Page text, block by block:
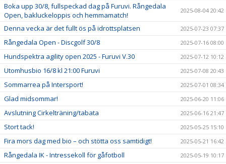
Boka upp 30/8, fullspeckad dag på Furuvi. Rångedala
Open, bakluckeloppis och hemmamatch!
2025-08-04 20:42
Denna vecka är det fullt ös på idrottsplatsen 2025-07-23 07:37
Rångedala Open - Discgolf 30/8 2025-07-16 08:00
Hundspektra agility open 2025 - Furuvi V.30 2025-07-12 10:12
Utomhusbio 16/8 kl 21:00 Furuvi 2025-07-08 20:43
Sommarrea på Intersport! 2025-07-01 08:34
Glad midsommar! 2025-06-20 11:06
Avslutning Cirkelträning/tabata 2025-06-16 21:47
Stort tack! 2025-05-25 15:10
Fira mors dag med bio – och stötta oss samtidigt! 2025-05-21 16:42
Rångedala IK - Intressekoll för gåfotboll 2025-05-19 10:17